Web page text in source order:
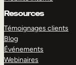
Resources
Témoignages clients
Blog
Événements
Webinaires